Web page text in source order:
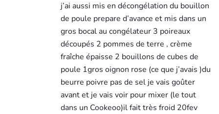
j’ai aussi mis en décongélation du bouillon
de poule prepare d’avance et mis dans un
gros bocal au congélateur 3 poireaux
découpés 2 pommes de terre , crème
fraîche épaisse 2 bouillons de cubes de
poule 1gros oignon rose (ce que j’avais )du
beurre poivre pas de sel je vais goûter
avant et je vais voir pour mixer (le tout
dans un Cookeoo)il fait très froid 20fev